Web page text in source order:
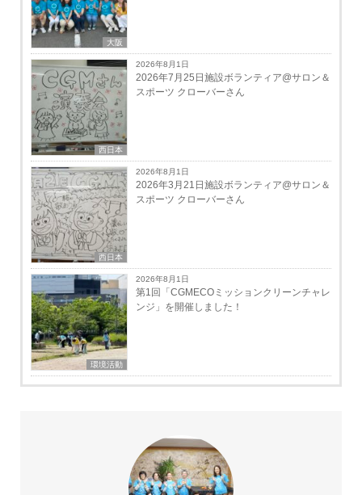
大阪
西日本
2026年8月1日
2026年7月25日施設ボランティア@サロン＆
スポーツ クローバーさん
西日本
2026年8月1日
2026年3月21日施設ボランティア@サロン＆
スポーツ クローバーさん
環境活動
2026年8月1日
第1回「CGMECOミッションクリーンチャレ
ンジ」を開催しました！